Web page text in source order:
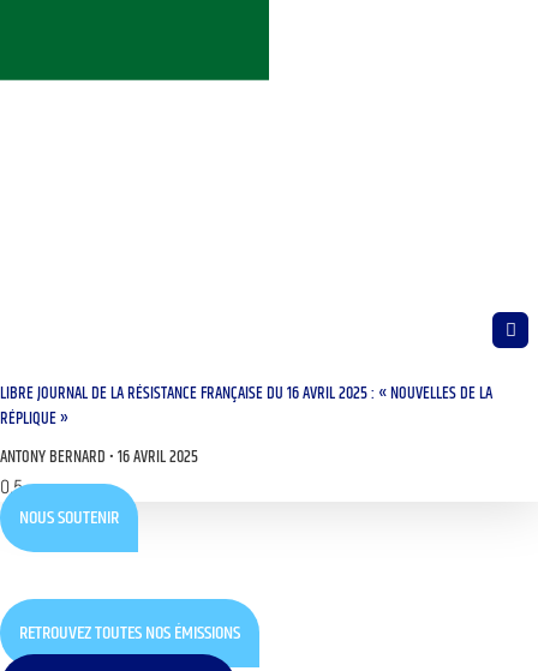
LIBRE JOURNAL DE LA RÉSISTANCE FRANÇAISE DU 16 AVRIL 2025 : « NOUVELLES DE LA
RÉPLIQUE »
ANTONY BERNARD 16 AVRIL 2025
NOUS SOUTENIR
RETROUVEZ TOUTES NOS ÉMISSIONS